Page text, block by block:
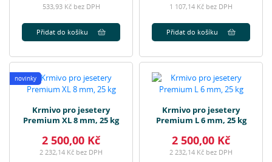
533,93 Kč bez DPH
Přidat do košíku
1 107,14 Kč bez DPH
Přidat do košíku
novinky
Krmivo pro jesetery
Premium XL 8 mm, 25 kg
2 500,00 Kč
2 232,14 Kč bez DPH
Krmivo pro jesetery
Premium L 6 mm, 25 kg
2 500,00 Kč
2 232,14 Kč bez DPH